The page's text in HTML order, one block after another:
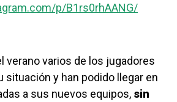
p/B1rs0rhAANG/
verano varios de los jugadores
situación y han podido llegar en
a sus nuevos equipos, sin